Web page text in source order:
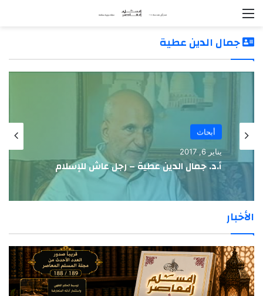
جمال الدين عطية
أبحاث
يناير 6, 2017
أ.د. جمال الدين عطية – رجل عاش للإسلام
الأخبار